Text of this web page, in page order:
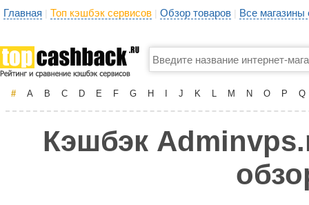
Главная | Топ кэшбэк сервисов | Обзор товаров | Все
# A B C D E F G H J K L M N O P Q
Кэшбэк